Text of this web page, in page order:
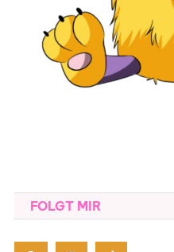
FOLGT MIR